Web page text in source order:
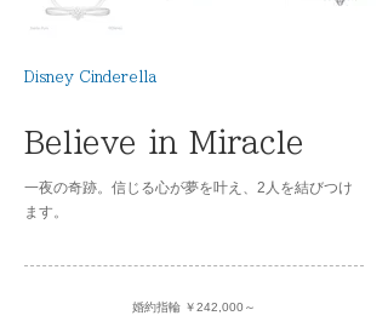
Disney Cinderella
Believe in Miracle
一夜の奇跡。信じる心が夢を叶え、2人を結びつけ
ます。
婚約指輪 ￥242,000～